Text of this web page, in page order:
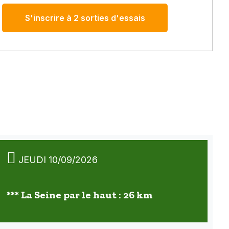
S'inscrire à 2 sorties d'essais
JEUDI 10/09/2026
*** La Seine par le haut : 26 km